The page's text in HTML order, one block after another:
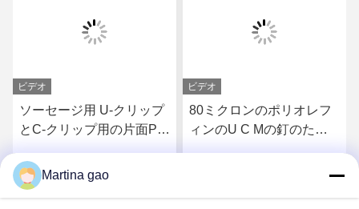
ビデオ
ソーセージ用 U-クリップ
とC-クリップ用の片面PO
最もよい価格を得なさ
ビデオ
80ミクロンのポリオレフ
ィンのU C Mの釘のため
Martina gao